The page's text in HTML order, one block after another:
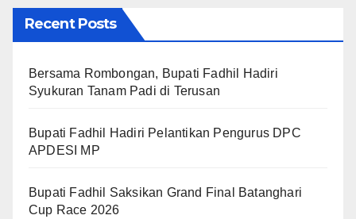
Recent Posts
Bersama Rombongan, Bupati Fadhil Hadiri
Syukuran Tanam Padi di Terusan
Bupati Fadhil Hadiri Pelantikan Pengurus DPC
APDESI MP
Bupati Fadhil Saksikan Grand Final Batanghari
Cup Race 2026